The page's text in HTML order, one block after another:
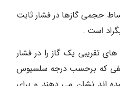
حجمی گازها در فشار ثابت
است .
های تقریبی یک گاز را در فشار
که برحسب درجه سلسیوس